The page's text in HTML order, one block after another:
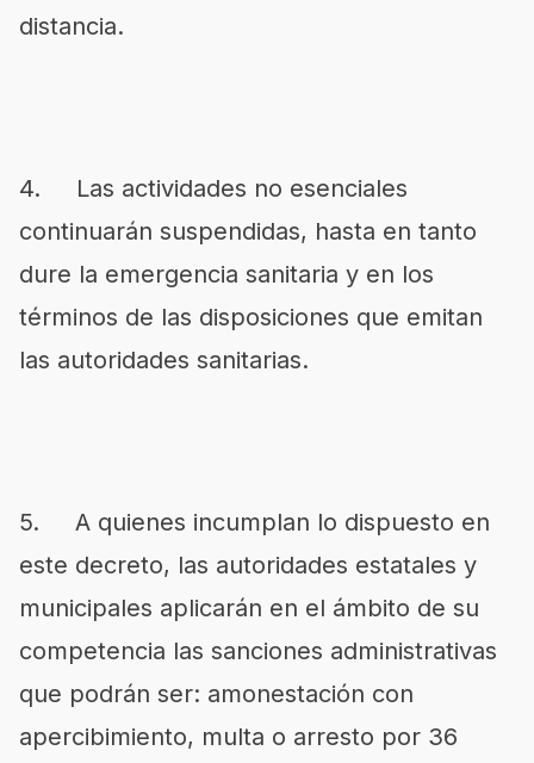
distancia.
4. Las actividades no esenciales
continuarán suspendidas, hasta en tanto
dure la emergencia sanitaria y en los
términos de las disposiciones que emitan
las autoridades sanitarias.
5. A quienes incumplan lo dispuesto en
este decreto, las autoridades estatales y
municipales aplicarán en el ámbito de su
competencia las sanciones administrativas
que podrán ser: amonestación con
apercibimiento, multa o arresto por 36